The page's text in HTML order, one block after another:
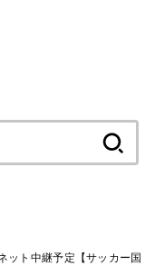
ット中継予定【サッカー国